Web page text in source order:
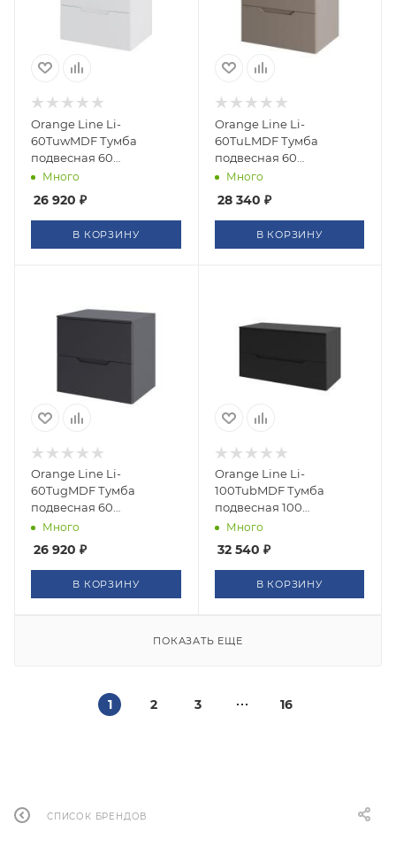
Orange Line Li-
60TuwMDF Тумба
подвесная 60
столешница МДФ,
Много
26 920 ₽
В КОРЗИНУ
Orange Line Li-
60TuLMDF Тумба
подвесная 60
столешница МДФ,
Много
28 340 ₽
В КОРЗИНУ
Orange Line Li-
60TugMDF Тумба
подвесная 60
столешница МДФ,
матовый графит
Много
26 920 ₽
В КОРЗИНУ
Orange Line Li-
100TubMDF Тумба
подвесная 100
столешница МДФ,
матовый черный
Много
32 540 ₽
В КОРЗИНУ
ПОКАЗАТЬ ЕЩЕ
1 2 3 16
СПИСОК БРЕНДОВ